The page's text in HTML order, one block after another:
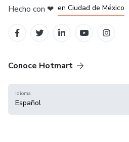
Hecho con ❤ en Ciudad de México
Conoce Hotmart
Idioma
Español